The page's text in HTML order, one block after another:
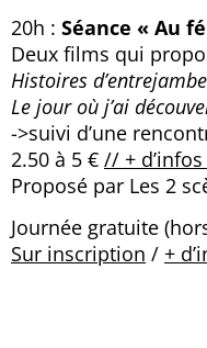
20h : Séance « Au
Deux films qui
Histoires
Le jour où j’ai
->suivi d’une
2.50 à 5 € // +
Proposé par Les 2
Journée gratuite
Sur inscription / +